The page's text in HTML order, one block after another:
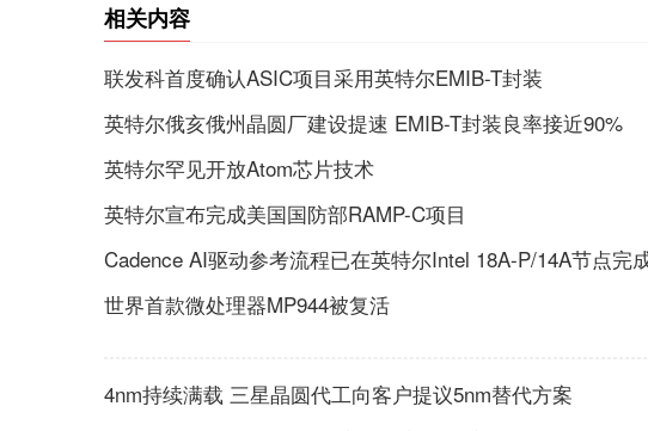
相关内容
联发科首度确认ASIC项目采用英特尔EMIB-T封装
英特尔俄亥俄州晶圆厂建设提速 EMIB-T封装良率接近90%
英特尔罕见开放Atom芯片技术
英特尔宣布完成美国国防部RAMP-C项目
Cadence AI驱动参考流程已在英特尔Intel 18A-P/14A节点完
世界首款微处理器MP944被复活
4nm持续满载 三星晶圆代工向客户提议5nm替代方案